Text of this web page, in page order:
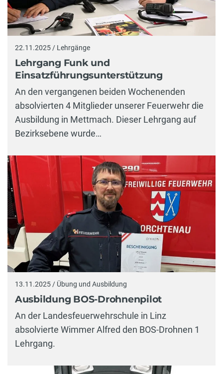
22.11.2025 / Lehrgänge
Lehrgang Funk und
Einsatzführungsunterstützung
An den vergangenen beiden Wochenenden
absolvierten 4 Mitglieder unserer Feuerwehr die
Ausbildung in Mettmach. Dieser Lehrgang auf
Bezirksebene wurde…
13.11.2025 / Übung und Ausbildung
Ausbildung BOS-Drohnenpilot
An der Landesfeuerwehrschule in Linz
absolvierte Wimmer Alfred den BOS-Drohnen 1
Lehrgang.